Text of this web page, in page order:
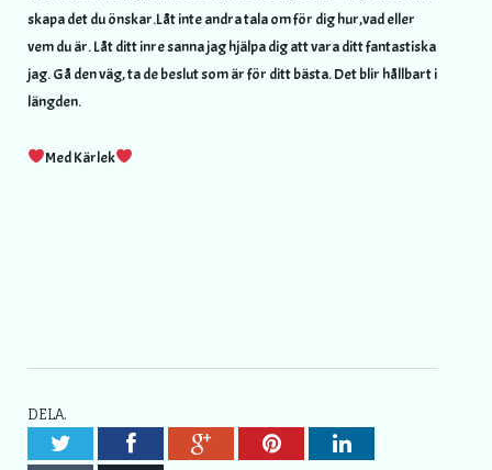
skapa det du önskar.Låt inte andra tala om för dig hur,vad eller
vem du är. Låt ditt inre sanna jag hjälpa dig att vara ditt fantastiska
jag. Gå den väg, ta de beslut som är för ditt bästa. Det blir hållbart i
längden.
Med Kärlek
DELA.
TwitterFacebookGoogle+PinterestLinkedIn